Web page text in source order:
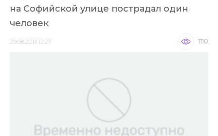
на Софийской улице пострадал один
человек
29.08.2013 12:27 1110